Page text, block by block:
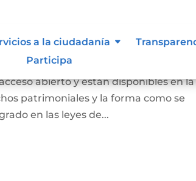
a la ciudadanía
Participa
autorización de uso
abierto y están disponibles en la
patrimoniales y la forma como se
en las leyes de...